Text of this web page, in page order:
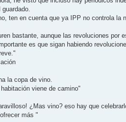
ten en cuenta que ya IPP no controla
bastante, aunque las revoluciones por
es que sigan habiendo
la copa de vino.
viene de camino"
¿Mas vino? eso hay que
más "